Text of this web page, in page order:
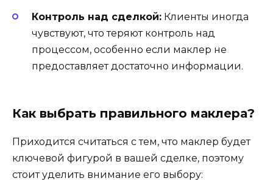
Контроль над сделкой: Клиенты иногда
чувствуют, что теряют контроль над
процессом, особенно если маклер не
предоставляет достаточно информации.
Как выбрать правильного маклера?
Приходится считаться с тем, что маклер будет
ключевой фигурой в вашей сделке, поэтому
стоит уделить внимание его выбору: